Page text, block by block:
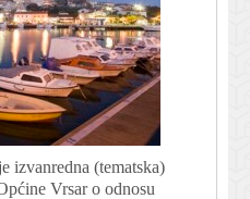
izvanredna (tematska)
Vrsar o odnosu